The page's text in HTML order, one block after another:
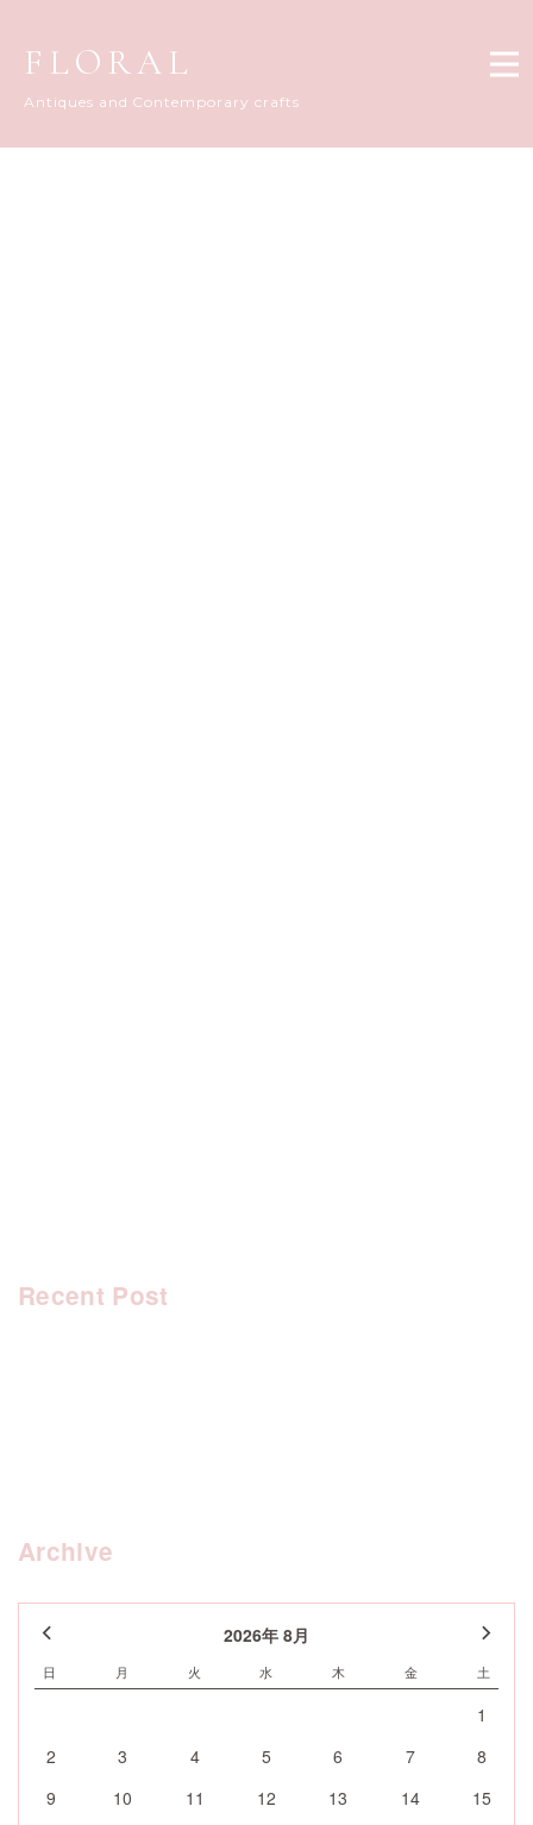
FLORAL
Antiques and Contemporary crafts
Recent Post
Archive
2026年 8月
日 月 火 水 木 金 土
1
2
3 4 5 6 7
8
9
10 11 12 13 14
15